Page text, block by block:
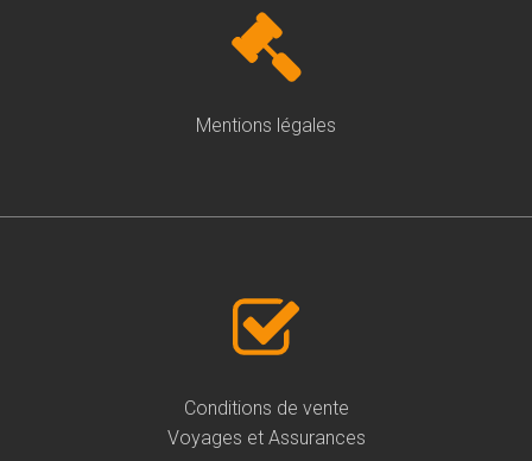
Mentions légales
Conditions de vente
Voyages et Assurances